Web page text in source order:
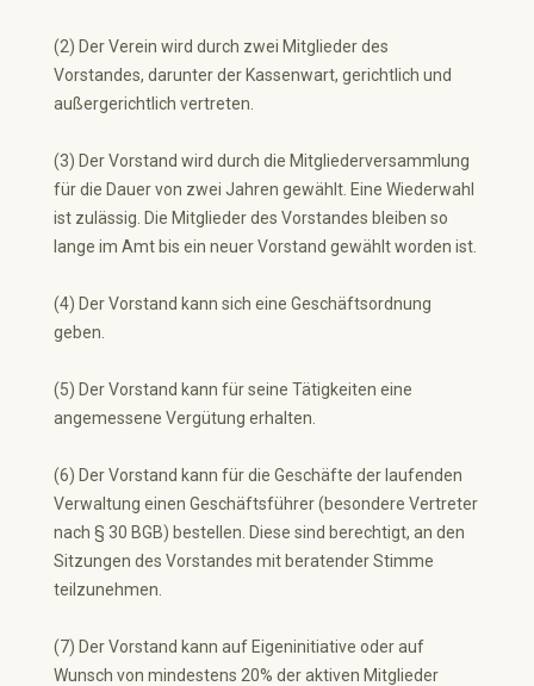
(2) Der Verein wird durch zwei Mitglieder des
Vorstandes, darunter der Kassenwart, gerichtlich und
außergerichtlich vertreten.
(3) Der Vorstand wird durch die Mitgliederversammlung
für die Dauer von zwei Jahren gewählt. Eine Wiederwahl
ist zulässig. Die Mitglieder des Vorstandes bleiben so
lange im Amt bis ein neuer Vorstand gewählt worden ist.
(4) Der Vorstand kann sich eine Geschäftsordnung
geben.
(5) Der Vorstand kann für seine Tätigkeiten eine
angemessene Vergütung erhalten.
(6) Der Vorstand kann für die Geschäfte der laufenden
Verwaltung einen Geschäftsführer (besondere Vertreter
nach § 30 BGB) bestellen. Diese sind berechtigt, an den
Sitzungen des Vorstandes mit beratender Stimme
teilzunehmen.
(7) Der Vorstand kann auf Eigeninitiative oder auf
Wunsch von mindestens 20% der aktiven Mitglieder